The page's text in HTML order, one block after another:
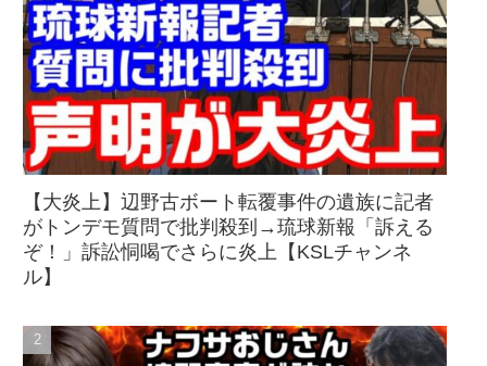
【大炎上】辺野古ボート転覆事件の遺族に記者
がトンデモ質問で批判殺到→琉球新報「訴える
ぞ！」訴訟恫喝でさらに炎上【KSLチャンネ
ル】